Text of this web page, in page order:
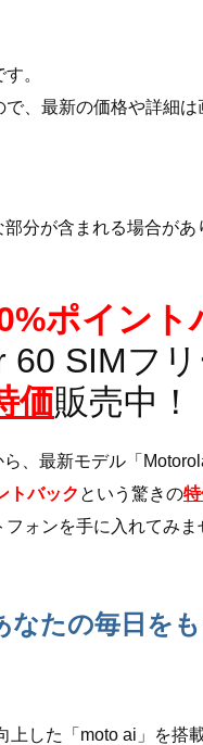
。
、最新の価格や詳細
分が含まれる場合があ
ポイント
SIMフ
価販売中！
、最新モデル「
トバック という驚きの
ォンを手に入れてみま
たの毎日をも
した「moto ai」を搭